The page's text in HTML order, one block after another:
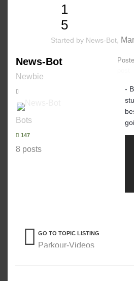
1
5
Started by News-Bot,
News-Bot
Newbie
Bots
147
8 posts
-
GO TO TOPIC LISTING
Parkour-Videos